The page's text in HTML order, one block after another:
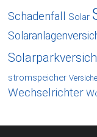
Schadenfall Solar
stromspeicher
Wechselrichter